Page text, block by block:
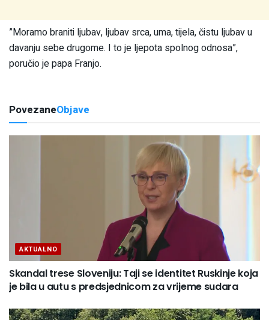
”Moramo braniti ljubav, ljubav srca, uma, tijela, čistu ljubav u
davanju sebe drugome. I to je ljepota spolnog odnosa”,
poručio je papa Franjo.
PovezaneObjave
AKTUALNO
Skandal trese Sloveniju: Taji se identitet Ruskinje koja
je bila u autu s predsjednicom za vrijeme sudara